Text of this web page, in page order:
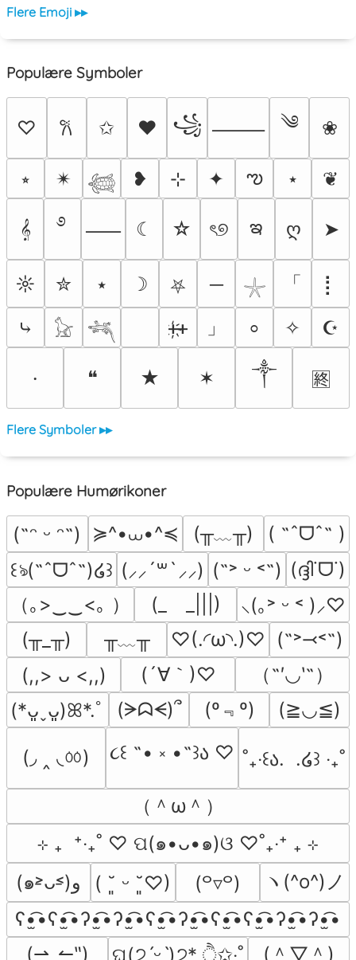
Flere Emoji ▸▸
Populære Symboler
♡ 𐙚 ✩ ♥ ꧁ ⸻ ༄ ❀
⭒ ✴︎ 𓆉 ❥ ⊹ ✦ ఌ ⋆ ❦
𝄞 ࿔ ⸺ ☾ ☆ ৎ୭ ఇ ღ ➤
☼ ✮ ⭑ ☽ ⛧ ─ 𓇼 「
⡇
⤷
𓃠 𓆈 ᚐ҉ᚐ 」 ⸰ ✧ ☪
⸱ ❝ ★ ✶ ༒ 🈡
Flere Symboler ▸▸
Populære Humørikoner
(˶ᵔ ᵕ ᵔ˶) ≽^•⩊•^≼ (╥﹏╥)
( ˶ˆᗜˆ˵ )
꒰ঌ(˶ˆᗜˆ˵)໒꒱ (⸝⸝´꒳`⸝⸝) (˶˃ ᵕ ˂˶) (ദ്ദി˙ᗜ˙)
（｡>‿‿<｡ ）
(_　_|||)
⸜(｡˃ ᵕ ˂ )⸝♡
(╥_╥)
╥﹏╥ ♡(.◜ω◝.)♡
(˶˃⤙˂˶)
(,,> ᴗ <,,)
(´∀｀)♡
（˶′◡‵˶）
(*ᴗ͈ˬᴗ͈)ꕤ*.ﾟ
(ᗒᗣᗕ)՞ (º﹃º) (≧◡≦)
(◞ ‸ ◟ㆀ) ૮꒰ ˶• ༝ •˶꒱ა ♡ ˚₊‧꒰ა.  .໒꒱ ‧₊˚
（＾ω＾）
⊹ ₊  ⁺‧₊˚ ♡ ପ(๑•ᴗ•๑)ଓ ♡˚₊‧⁺ ₊ ⊹
(๑˃̵ᴗ˂̵)و
( ˘͈ ᵕ ˘͈♡) (꒪▿꒪)
ヽ(^o^)ノ
ʕ•̫͡•ʕ•̫͡•ʔ•̫͡•ʔ•̫͡•ʕ•̫͡•ʔ•̫͡•ʕ•̫͡•ʕ•̫͡•ʔ•̫͡•ʔ•̫͡•
(⇀‸↼‶)
ଘ(੭ˊᵕˋ)੭* ੈ✩‧˚
(＾▽＾)